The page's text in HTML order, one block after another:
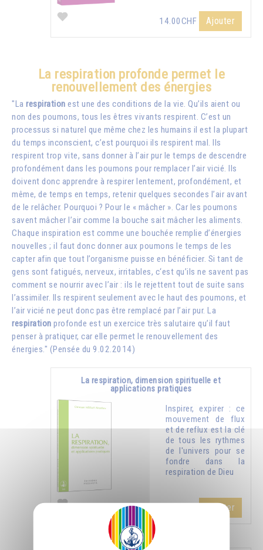
14.00CHF Ajouter
La respiration profonde permet le
renouvellement des énergies
"La respiration est une des conditions de la vie. Qu’ils aient ou
non des poumons, tous les êtres vivants respirent. C’est un
processus si naturel que même chez les humains il est la plupart
du temps inconscient, c’est pourquoi ils respirent mal. Ils
respirent trop vite, sans donner à l’air pur le temps de descendre
profondément dans les poumons pour remplacer l’air vicié. Ils
doivent donc apprendre à respirer lentement, profondément, et
même, de temps en temps, retenir quelques secondes l’air avant
de le relâcher. Pourquoi ? Pour le « mâcher ». Car les poumons
savent mâcher l’air comme la bouche sait mâcher les aliments.
Chaque inspiration est comme une bouchée remplie d’énergies
nouvelles ; il faut donc donner aux poumons le temps de les
capter afin que tout l’organisme puisse en bénéficier. Si tant de
gens sont fatigués, nerveux, irritables, c‘est qu’ils ne savent pas
comment se nourrir avec l’air : ils le rejettent tout de suite sans
l’assimiler. Ils respirent seulement avec le haut des poumons, et
l’air vicié ne peut donc pas être remplacé par l’air pur. La
respiration profonde est un exercice très salutaire qu’il faut
penser à pratiquer, car elle permet le renouvellement des
énergies." (Pensée du 9.02.2014)
La respiration, dimension spirituelle et
applications pratiques
Inspirer, expirer : ce
mouvement de flux
et de reflux est la clé
de tous les rythmes
de l'univers pour se
fondre dans la
respiration de Dieu
Ajouter